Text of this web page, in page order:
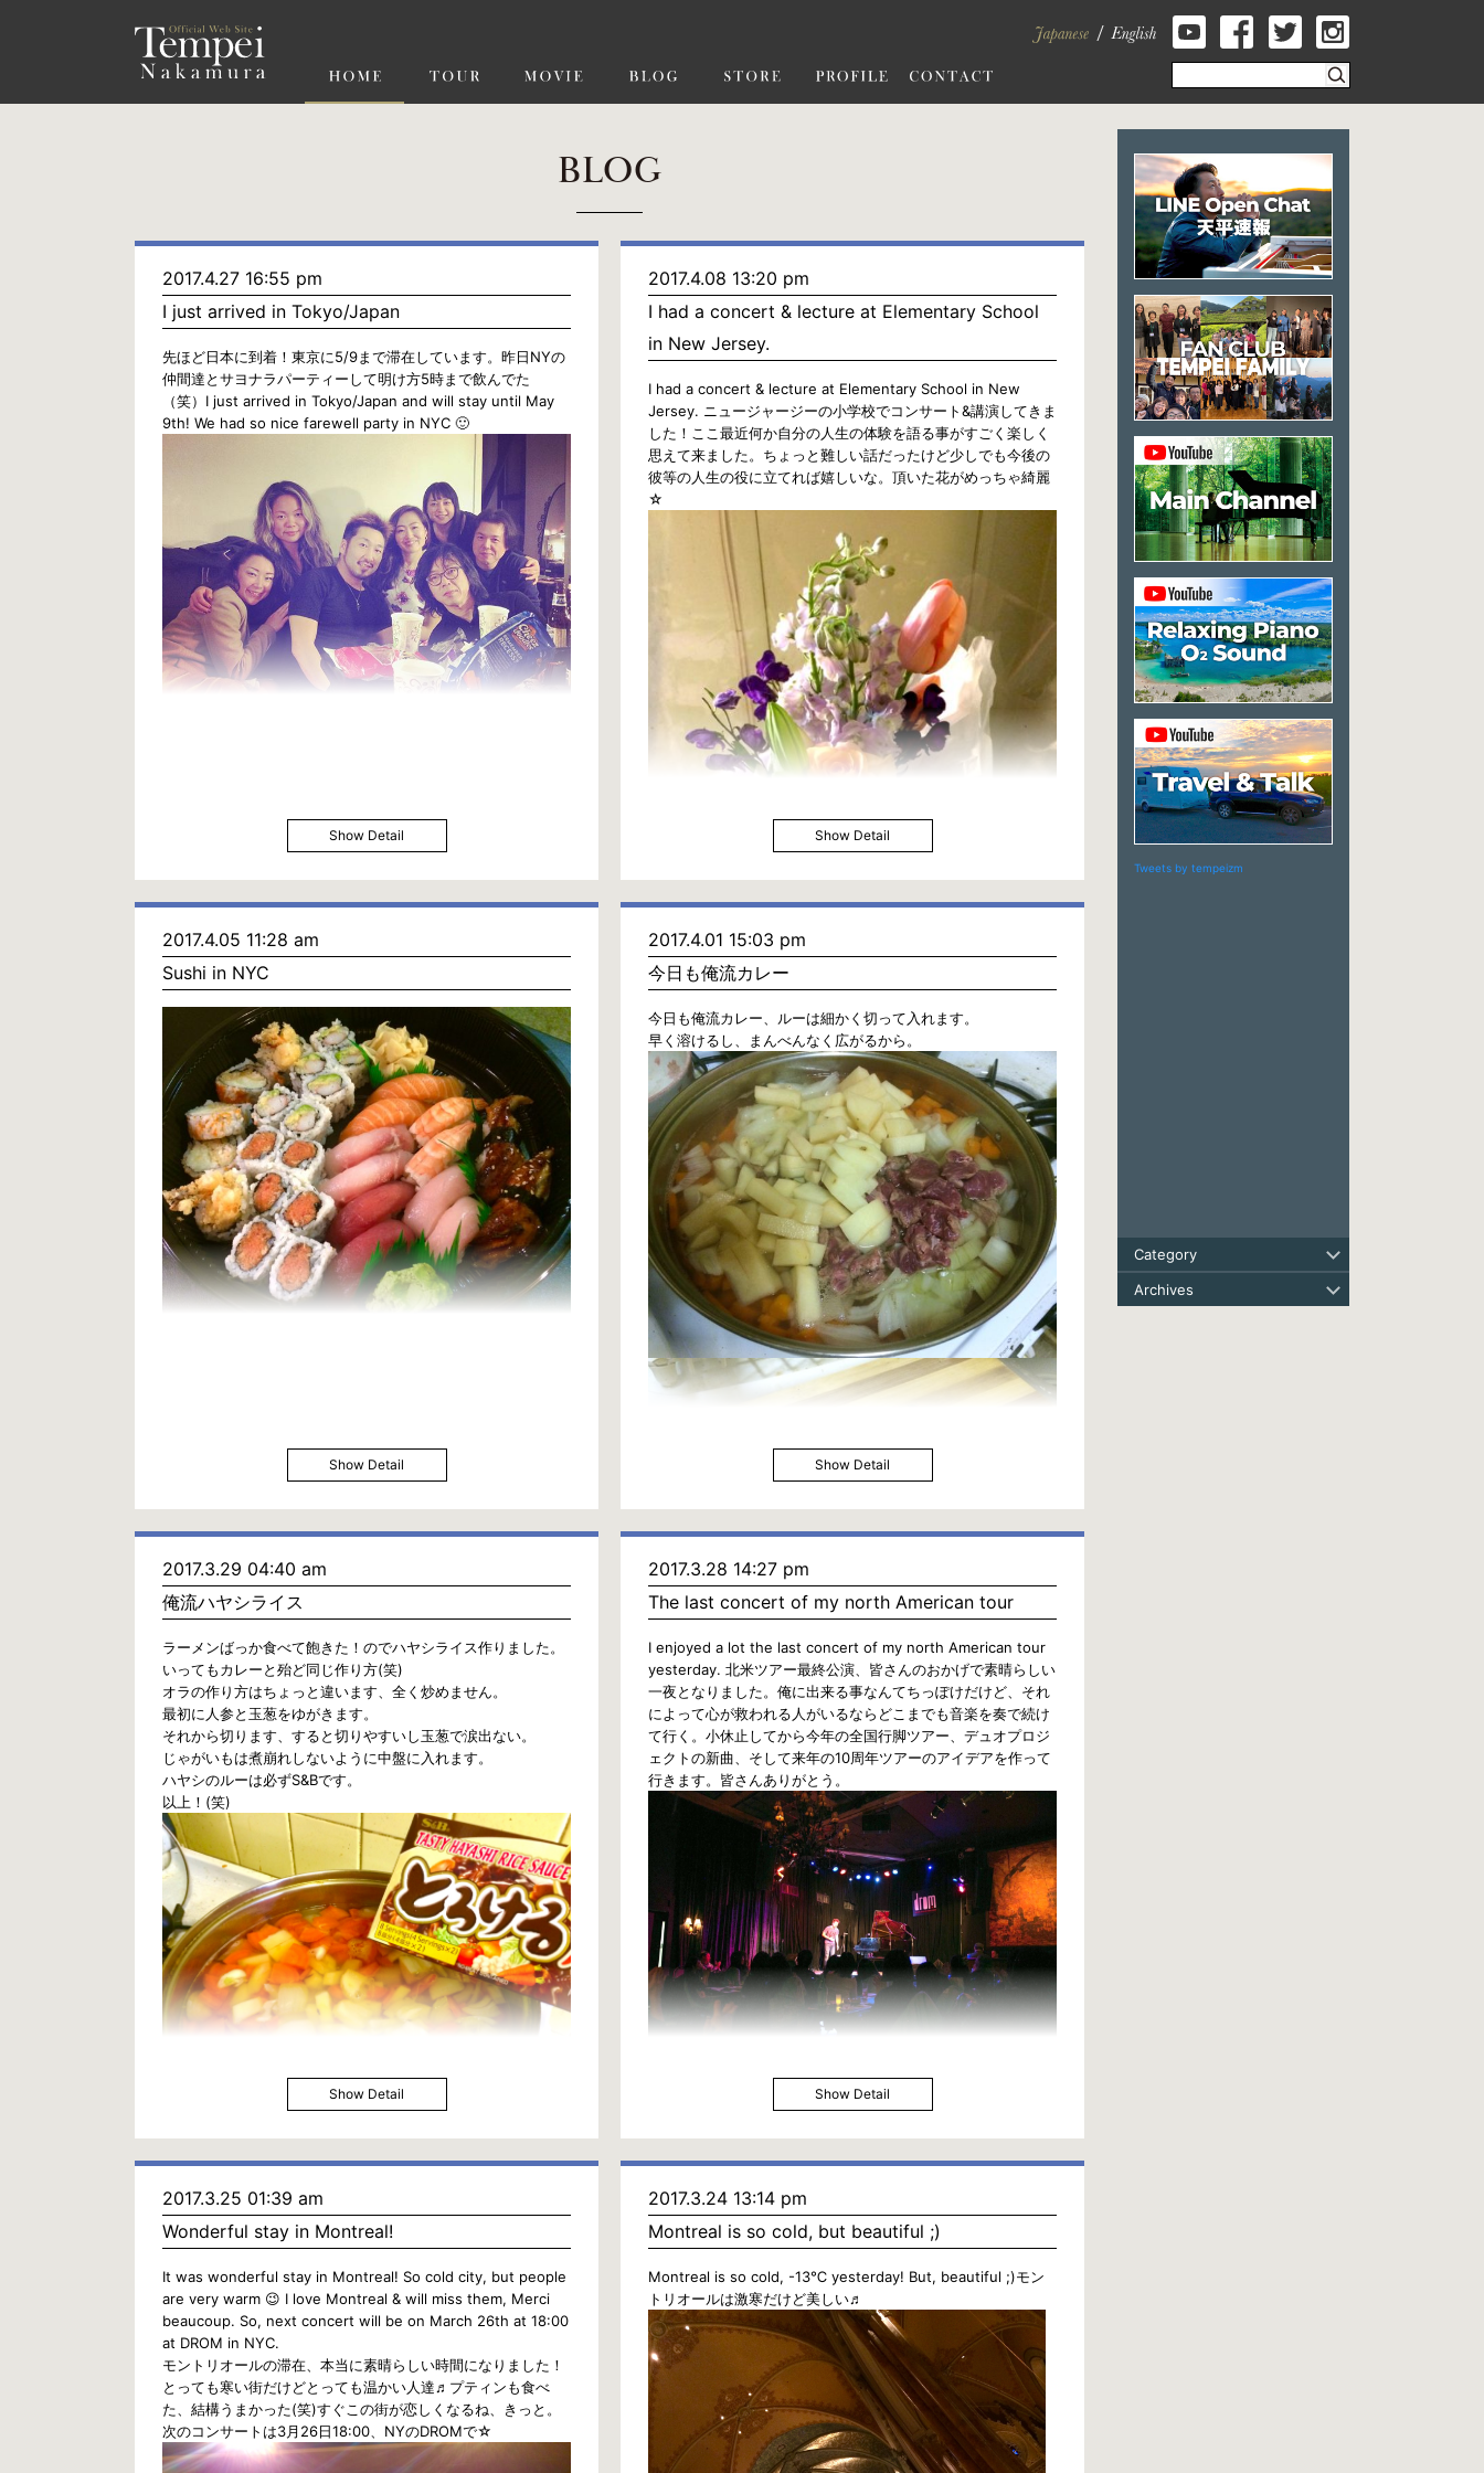
Tweets by tempeizm
Category
Archives
BLOG
2017.4.27 16:55 pm
I just arrived in Tokyo/Japan
先ほど日本に到着！東京に5/9まで滞在しています。昨日NYの
仲間達とサヨナラパーティーして明け方5時まで飲んでた
（笑）I just arrived in Tokyo/Japan and will stay until May
9th! We had so nice farewell party in NYC 🙂
Show Detail
2017.4.08 13:20 pm
I had a concert & lecture at Elementary School
in New Jersey.
I had a concert & lecture at Elementary School in New
Jersey. ニュージャージーの小学校でコンサート&講演してきま
した！ここ最近何か自分の人生の体験を語る事がすごく楽しく
思えて来ました。ちょっと難しい話だったけど少しでも今後の
彼等の人生の役に立てれば嬉しいな。頂いた花がめっちゃ綺麗
☆
Show Detail
2017.4.05 11:28 am
Sushi in NYC
Show Detail
2017.4.01 15:03 pm
今日も俺流カレー
今日も俺流カレー、ルーは細かく切って入れます。
早く溶けるし、まんべんなく広がるから。
Show Detail
2017.3.29 04:40 am
俺流ハヤシライス
ラーメンばっか食べて飽きた！のでハヤシライス作りました。
いってもカレーと殆ど同じ作り方(笑)
オラの作り方はちょっと違います、全く炒めません。
最初に人参と玉葱をゆがきます。
それから切ります、すると切りやすいし玉葱で涙出ない。
じゃがいもは煮崩れしないように中盤に入れます。
ハヤシのルーは必ずS&Bです。
以上！(笑)
Show Detail
2017.3.28 14:27 pm
The last concert of my north American tour
I enjoyed a lot the last concert of my north American tour
yesterday. 北米ツアー最終公演、皆さんのおかげで素晴らしい
一夜となりました。俺に出来る事なんてちっぽけだけど、それ
によって心が救われる人がいるならどこまでも音楽を奏で続け
て行く。小休止してから今年の全国行脚ツアー、デュオプロジ
ェクトの新曲、そして来年の10周年ツアーのアイデアを作って
行きます。皆さんありがとう。
Show Detail
2017.3.25 01:39 am
Wonderful stay in Montreal!
It was wonderful stay in Montreal! So cold city, but people
are very warm 😉 I love Montreal & will miss them, Merci
beaucoup. So, next concert will be on March 26th at 18:00
at DROM in NYC.
モントリオールの滞在、本当に素晴らしい時間になりました！
とっても寒い街だけどとっても温かい人達♬プティンも食べ
た、結構うまかった(笑)すぐこの街が恋しくなるね、きっと。
次のコンサートは3月26日18:00、NYのDROMで☆
2017.3.24 13:14 pm
Montreal is so cold, but beautiful ;)
Montreal is so cold, -13℃ yesterday! But, beautiful ;)モン
トリオールは激寒だけど美しい♬